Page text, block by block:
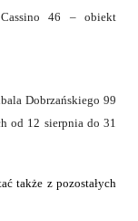
46 – obiekt
Dobrzańskiego 99
od 12 sierpnia do 31
także z pozostałych